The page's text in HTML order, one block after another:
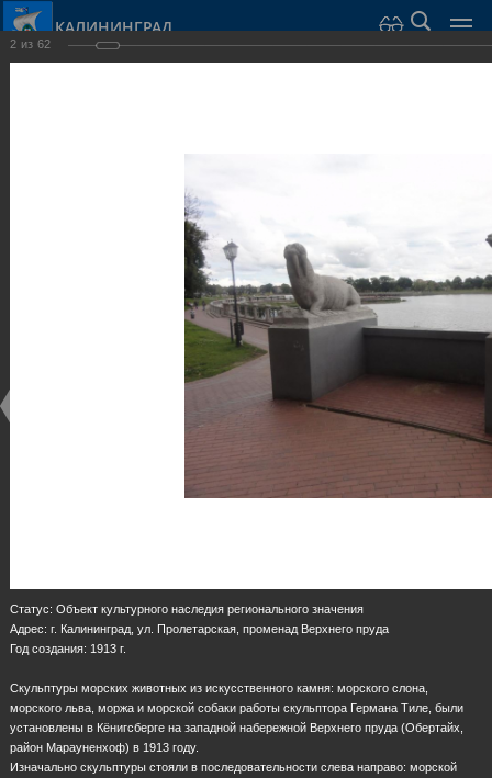
КАЛИНИНГРАД
Скульптуры и мемориалы
2 из 62
Статус: Объект культурного наследия регионального значения
Адрес: г. Калининград, ул. Пролетарская, променад Верхнего пруда
Год создания: 1913 г.
Скульптуры морских животных из искусственного камня: морского слона,
морского льва, моржа и морской собаки работы скульптора Германа Тиле, были
установлены в Кёнигсберге на западной набережной Верхнего пруда (Обертайх,
район Марауненхоф) в 1913 году.
Изначально скульптуры стояли в последовательности слева направо: морской